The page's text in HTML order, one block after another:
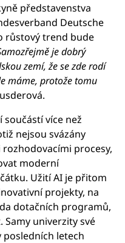
představenstva
Deutsche
růstový trend bude
je dobrý
zemí, že se zde rodí
máme, protože tomu
více než
nejsou svázány
procesy,
moderní
Užití AI je přitom
projekty, na
dotačních programů,
Samy univerzity své
letech